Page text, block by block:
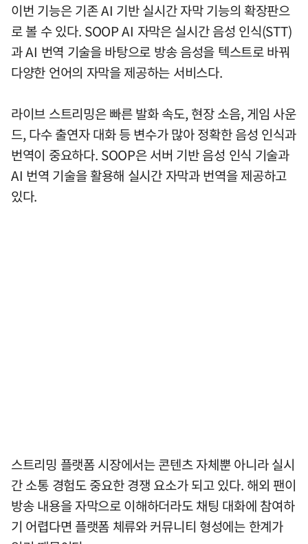
이번 기능은 기존 AI 기반 실시간 자막 기능의 확장판으
로 볼 수 있다. SOOP AI 자막은 실시간 음성 인식(STT)
과 AI 번역 기술을 바탕으로 방송 음성을 텍스트로 바꿔
다양한 언어의 자막을 제공하는 서비스다.
라이브 스트리밍은 빠른 발화 속도, 현장 소음, 게임 사운
드, 다수 출연자 대화 등 변수가 많아 정확한 음성 인식과
번역이 중요하다. SOOP은 서버 기반 음성 인식 기술과
AI 번역 기술을 활용해 실시간 자막과 번역을 제공하고
있다.
스트리밍 플랫폼 시장에서는 콘텐츠 자체뿐 아니라 실시
간 소통 경험도 중요한 경쟁 요소가 되고 있다. 해외 팬이
방송 내용을 자막으로 이해하더라도 채팅 대화에 참여하
기 어렵다면 플랫폼 체류와 커뮤니티 형성에는 한계가